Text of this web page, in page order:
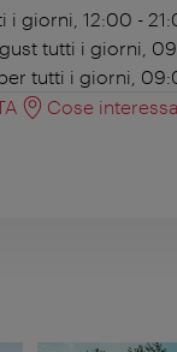
i giorni, 12:00 -
tutti i giorni,
tutti i giorni,
Cose